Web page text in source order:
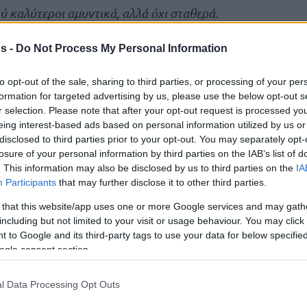
- Do Not Process My Personal Information
opt-out of the sale, sharing to third parties, or processing of your
for targeted advertising by us, please use the below opt-out
selection. Please note that after your opt-out request is processed
interest-based ads based on personal information utilized by us
to third parties prior to your opt-out. You may separately
of your personal information by third parties on the IAB’s list of
This information may also be disclosed by us to third parties on the
Participants that may further disclose it to other third parties.
that this website/app uses one or more Google services and may
but not limited to your visit or usage behaviour. You may
to Google and its third-party tags to use your data for below
consent section.
Data Processing Opt Outs
αμυντικά, αλλά όχι σταθερά.
ακριβώς τί ακριβώς μπορούν να κάνουν
Βάσει της εικόνας του α’ ημιχρόνου,
αντίδραση και όχι στη δράση. Φυσικά
πίσω. Απουσίες όπως τουΦουρνιέ, του
αυτές είναι κομβικές για εμάς.
με τη μέρα έχει κάνει προπονήσεις., Ελπίζω
ένα ή δύο ματς αυτή τη βδομάδα”.
τίποτα, θα προτιμούσα να
να μην το παίζαμε αυτή την
εποχή”
Τύπου
μεγάλες απαιτήσεις λόγω του κύρους του